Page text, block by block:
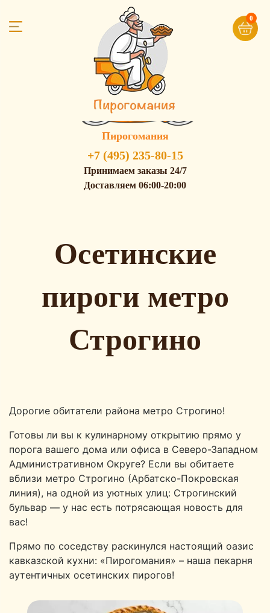
Пирогомания
+7 (495) 235-80-15
Принимаем заказы 24/7
Доставляем 06:00-20:00
Осетинские
пироги метро
Строгино
Дорогие обитатели района метро Строгино!
Готовы ли вы к кулинарному открытию прямо у
порога вашего дома или офиса в Северо-Западном
Административном Округе? Если вы обитаете
вблизи метро Строгино (Арбатско-Покровская
линия), на одной из уютных улиц: Строгинский
бульвар — у нас есть потрясающая новость для
вас!
Прямо по соседству раскинулся настоящий оазис
кавказской кухни: «Пирогомания» – наша пекарня
аутентичных осетинских пирогов!
0